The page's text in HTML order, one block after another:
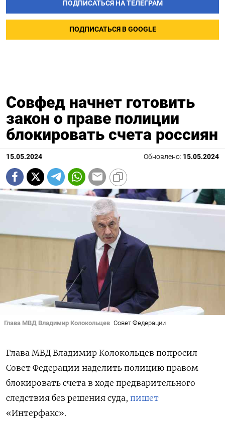
ПОДПИСАТЬСЯ НА ТЕЛЕГРАМ
ПОДПИСАТЬСЯ В GOOGLE
Совфед начнет готовить
закон о праве полиции
блокировать счета россиян
15.05.2024 Обновлено: 15.05.2024
Глава МВД Владимир Колокольцев Совет Федерации
Глава МВД Владимир Колокольцев попросил
Совет Федерации наделить полицию правом
блокировать счета в ходе предварительного
следствия без решения суда, пишет
«Интерфакс».